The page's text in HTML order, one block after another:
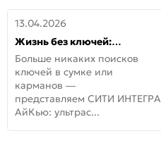
13.04.2026
Жизнь без ключей:
встречайте новую дверь
СИТИ ИНТЕГРА АйКью!
Больше никаких поисков
ключей в сумке или
карманов —
представляем СИТИ ИНТЕГРА
АйКью: ультрас...